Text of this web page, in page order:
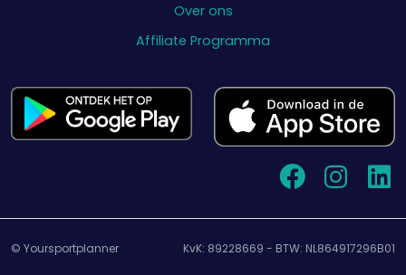
Over ons
Affiliate Programma
© Yoursportplanner KvK: 89228669 - BTW: NL864917296B01